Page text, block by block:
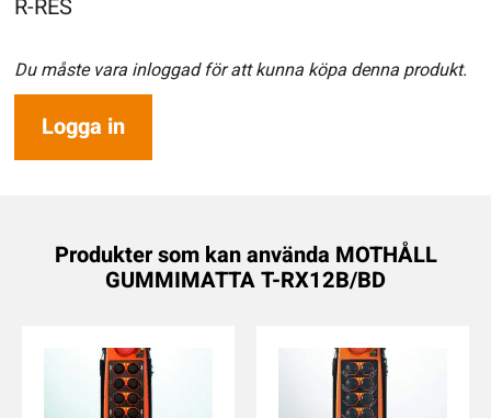
R-RES
Du måste vara inloggad för att kunna köpa denna produkt.
Logga in
Produkter som kan använda MOTHÅLL
GUMMIMATTA T-RX12B/BD